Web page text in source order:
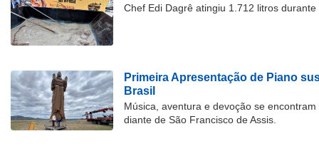
Chef Edi Dagrê atingiu 1.712 litros
Primeira Apresentação de Piano
Brasil
Música, aventura e devoção se
diante de São Francisco de Assis.